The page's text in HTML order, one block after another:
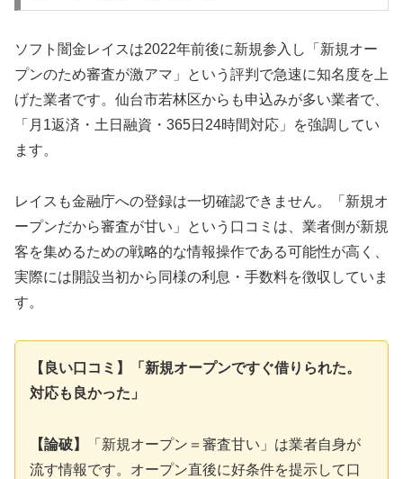
ソフト闇金レイスは2022年前後に新規参入し「新規オー
プンのため審査が激アマ」という評判で急速に知名度を上
げた業者です。仙台市若林区からも申込みが多い業者で、
「月1返済・土日融資・365日24時間対応」を強調してい
ます。
レイスも金融庁への登録は一切確認できません。「新規オ
ープンだから審査が甘い」という口コミは、業者側が新規
客を集めるための戦略的な情報操作である可能性が高く、
実際には開設当初から同様の利息・手数料を徴収していま
す。
【良い口コミ】「新規オープンですぐ借りられた。
対応も良かった」
【論破】
「新規オープン＝審査甘い」は業者自身が
流す情報です。オープン直後に好条件を提示して口